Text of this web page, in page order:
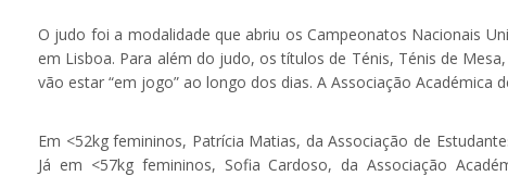
O judo foi a modalidade que abriu os Campeonatos Nacionais
em Lisboa. Para além do judo, os títulos de Ténis, Ténis de
vão estar “em jogo” ao longo dos dias. A Associação
Em <52kg femininos, Patrícia Matias, da Associação de
Já em <57kg femininos, Sofia Cardoso, da Associação